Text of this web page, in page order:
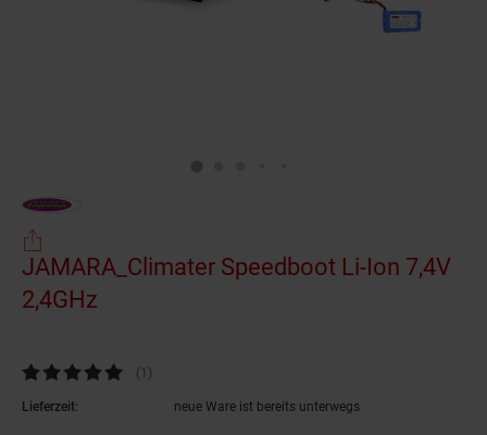
JAMARA_Climater Speedboot Li-Ion 7,4V
2,4GHz
Kundenbewertung: 5 von 5 Sternen
(1 Kundenbewertungen
)
Lieferzeit: neue Ware ist bereits unterwegs